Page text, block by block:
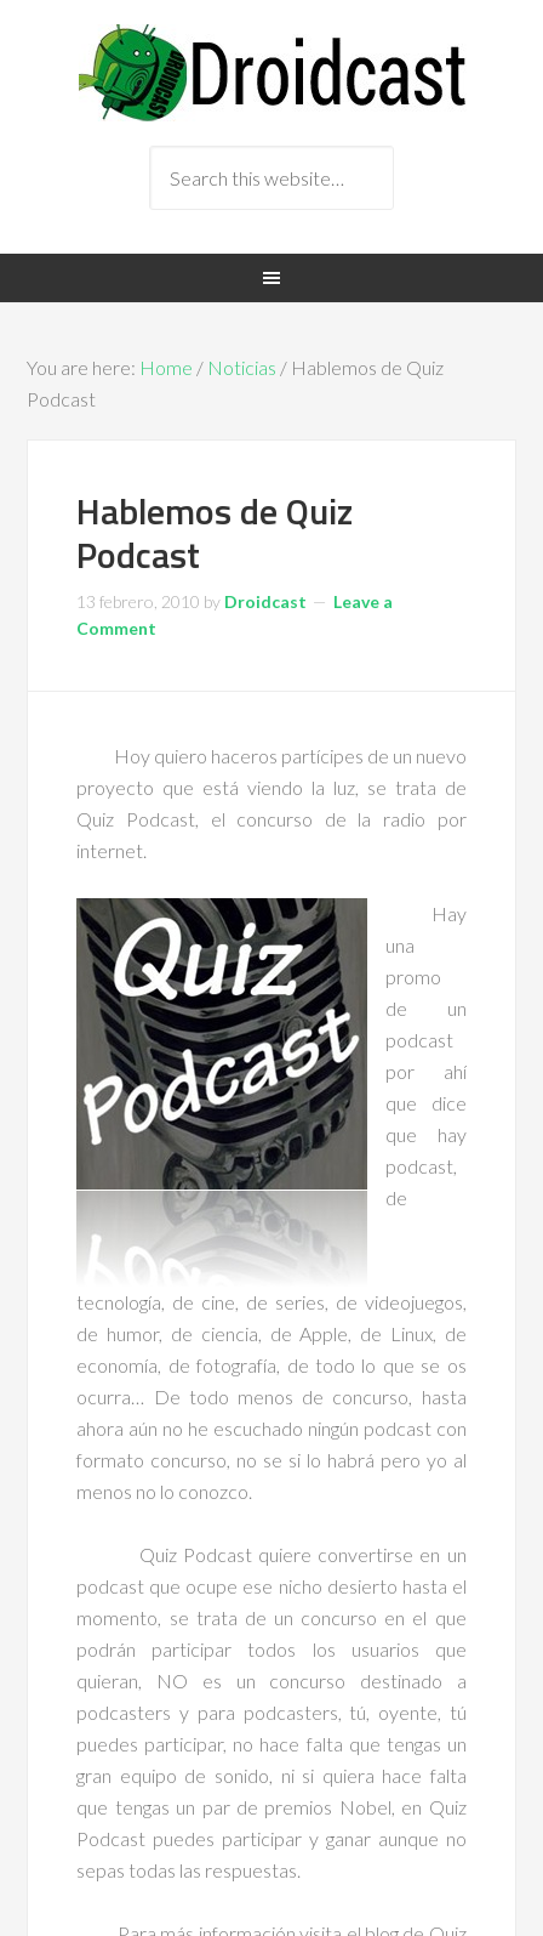
You are here: Home / Noticias / Hablemos de Quiz
Podcast
Hablemos de Quiz
Podcast
13 febrero, 2010 by Droidcast
Leave a
Comment
Hoy quiero haceros partícipes de un nuevo
proyecto que está viendo la luz, se trata de
Quiz Podcast, el concurso de la radio por
internet.
Hay
una
promo
de un
podcast
por ahí
que dice
que hay
podcast,
de
tecnología, de cine, de series, de videojuegos,
de humor, de ciencia, de Apple, de Linux, de
economía, de fotografía, de todo lo que se os
ocurra… De todo menos de concurso, hasta
ahora aún no he escuchado ningún podcast con
formato concurso, no se si lo habrá pero yo al
menos no lo conozco.
Quiz Podcast quiere convertirse en un
podcast que ocupe ese nicho desierto hasta el
momento, se trata de un concurso en el que
podrán participar todos los usuarios que
quieran, NO es un concurso destinado a
podcasters y para podcasters, tú, oyente, tú
puedes participar, no hace falta que tengas un
gran equipo de sonido, ni si quiera hace falta
que tengas un par de premios Nobel, en Quiz
Podcast puedes participar y ganar aunque no
sepas todas las respuestas.